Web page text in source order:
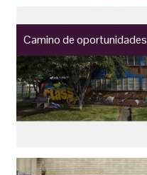
Camino de oportunidades